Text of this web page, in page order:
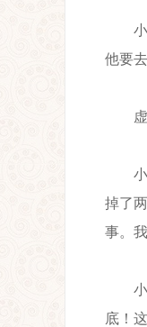
小童
他要
虚
小童
掉了
事。
小童
底！